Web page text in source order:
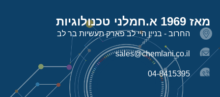
מאז 1969 א.חמלני טכנולוגיות
החרוב - בניין היי לב פארק תעשיות בר לב
sales@chemlani.co.il
04-8415395